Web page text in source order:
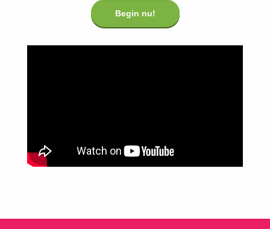
Begin nu!